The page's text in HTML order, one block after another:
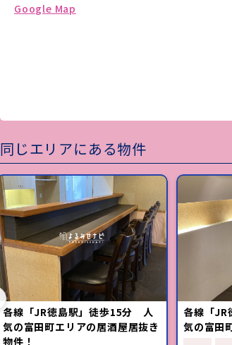
Google Map
同じエリアにある物件
各線「JR徳島駅」徒歩15分 人
気の富田町エリアの居酒屋居抜き
物件！
各線「
気の富田